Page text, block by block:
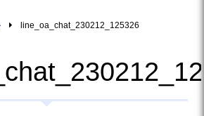
line_oa_chat_230212_125326